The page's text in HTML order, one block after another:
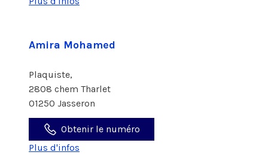
Amira Mohamed
Plaquiste,
2808 chem Tharlet
01250 Jasseron
Obtenir le numéro
Plus d'infos